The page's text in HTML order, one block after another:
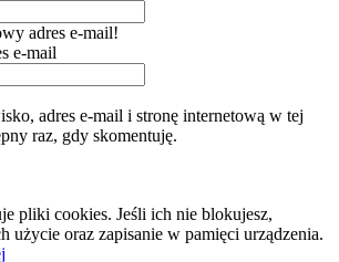
adres e-mail!
e-mail
adres e-mail i stronę internetową w tej
raz, gdy skomentuję.
pliki cookies. Jeśli ich nie blokujesz,
użycie oraz zapisanie w pamięci urządzenia.